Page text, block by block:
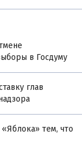
в Госдуму
глав
тем, что